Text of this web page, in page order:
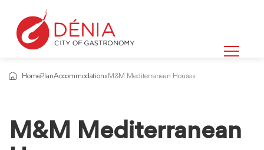
HomePlanAccommodations M&M Mediterranean Houses
M&M Mediterranean